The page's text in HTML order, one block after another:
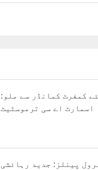
کمفرٹ کمانڈر سے ملو:
اسمارٹ اے سی ترموسٹیٹ
پینلز: جدید رہائشی